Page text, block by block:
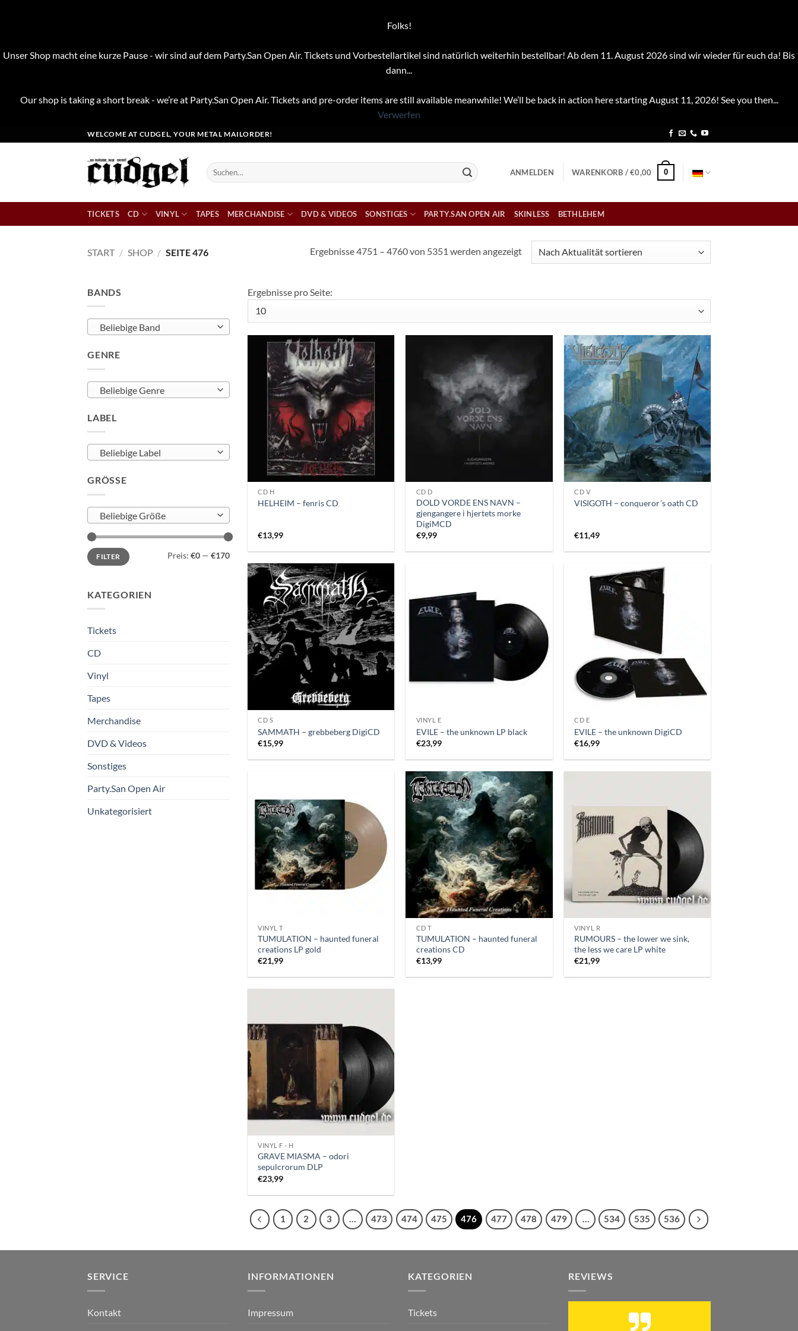
Folks!
Unser Shop macht eine kurze Pause - wir sind auf dem Party.San Open Air. Tickets und Vorbestellartikel sind natürlich weiterhin bestellbar! Ab dem 11. August 2026 sind wir wieder für euch da! Bis
dann...
Our shop is taking a short break - we’re at Party.San Open Air. Tickets and pre-order items are still available meanwhile! We’ll be back in action here starting August 11, 2026! See you then...
Verwerfen
Inhalt
WELCOME AT CUDGEL, YOUR METAL MAILORDER!
Suchen
nach:
ANMELDEN WARENKORB /€0,00 0
TICKETS CD VINYL TAPES MERCHANDISE DVD & VIDEOS SONSTIGES PARTY.SAN OPEN AIR SKINLESS BETHLEHEM
START / SHOP / SEITE 476 Ergebnisse 4751 – 4760 von 5351 werden angezeigtNach
Aktualität
BANDS
Beliebige Band
GENRE
Beliebige Genre
LABEL
Beliebige Label
GRÖSSE
Beliebige Größe
Min.
Preis
Max.
PreisFILTER Preis: €0 — €170
KATEGORIEN
Tickets
CD
Vinyl
Tapes
Merchandise
DVD & Videos
Sonstiges
Party.San Open Air
Unkategorisiert
Ergebnisse pro Seite:
CD H
HELHEIM – fenris CD
€13,99
CD D
DOLD VORDE ENS NAVN –
gjengangere i hjertets morke
DigiMCD
€9,99
CD V
VISIGOTH – conqueror´s oath CD
€11,49
CD S
SAMMATH – grebbeberg DigiCD
€15,99
VINYL E
EVILE – the unknown LP black
€23,99
CD E
EVILE – the unknown DigiCD
€16,99
VINYL T
TUMULATION – haunted funeral
creations LP gold
€21,99
CD T
TUMULATION – haunted funeral
creations CD
€13,99
VINYL R
RUMOURS – the lower we sink,
the less we care LP white
€21,99
VINYL F - H
GRAVE MIASMA – odori
sepulcrorum DLP
€23,99
1 2 3 … 473 474 475 476 477 478 479 … 534 535 536
SERVICE
Kontakt
INFORMATIONEN
Impressum
KATEGORIEN
Tickets
REVIEWS